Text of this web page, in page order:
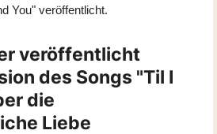
You" veröffentlicht.
veröffentlicht
des Songs "Til I
die
Liebe